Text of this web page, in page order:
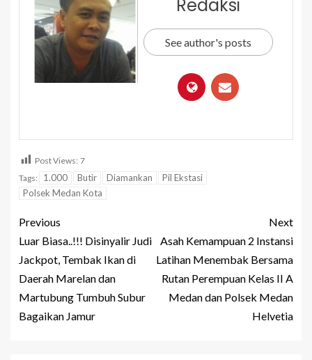
Redaksi
See author's posts
Post Views: 7
Tags:
1.000 Butir Diamankan
Pil Ekstasi
Polsek Medan Kota
Previous
Luar Biasa..!!! Disinyalir Judi
Jackpot, Tembak Ikan di
Daerah Marelan dan
Martubung Tumbuh Subur
Bagaikan Jamur
Next
Asah Kemampuan 2 Instansi
Latihan Menembak Bersama
Rutan Perempuan Kelas II A
Medan dan Polsek Medan
Helvetia